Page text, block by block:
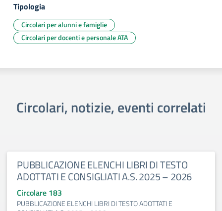
Tipologia
Circolari per alunni e famiglie
Circolari per docenti e personale ATA
Circolari, notizie, eventi correlati
PUBBLICAZIONE ELENCHI LIBRI DI TESTO
ADOTTATI E CONSIGLIATI A.S. 2025 – 2026
Circolare 183
PUBBLICAZIONE ELENCHI LIBRI DI TESTO ADOTTATI E